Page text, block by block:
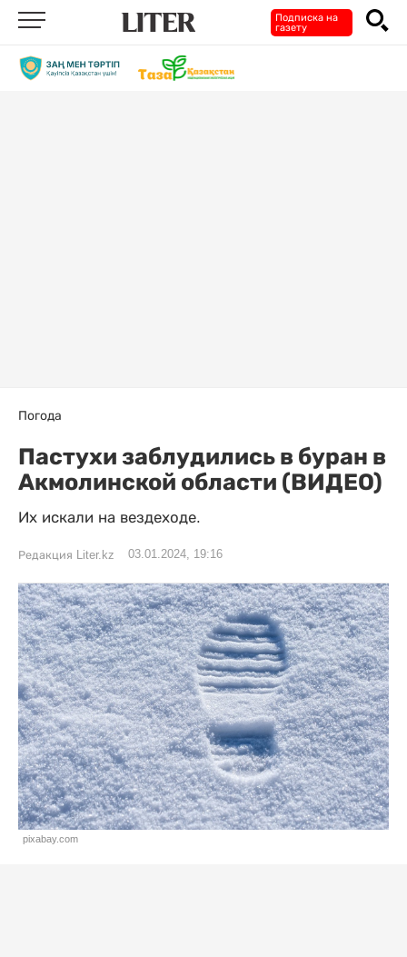
Подписка на
газету
Погода
Пастухи заблудились в буран в
Акмолинской области (ВИДЕО)
Их искали на вездеходе.
Редакция Liter.kz 03.01.2024, 19:16
pixabay.com